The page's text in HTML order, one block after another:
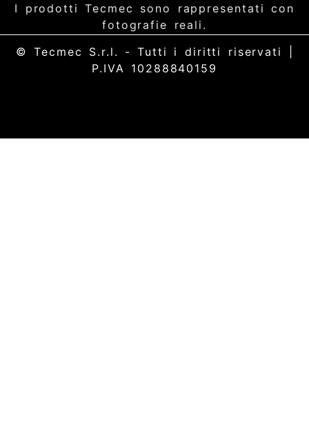
I prodotti Tecmec sono rappresentati con
fotografie reali.
© Tecmec S.r.l. - Tutti i diritti riservati |
P.IVA 10288840159